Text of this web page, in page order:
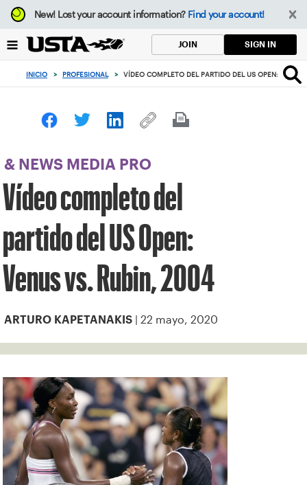
Enfoque
desde
botón
volver
principio
New!Lost your account information? Find your account!
JOIN SIGN IN
INICIO > PROFESIONAL > VÍDEO COMPLETO DEL PARTIDO DEL US OPEN:
& NEWS MEDIA PRO
Vídeo completo del
partido del US Open:
Venus vs. Rubin, 2004
ARTURO KAPETANAKIS | 22 mayo, 2020